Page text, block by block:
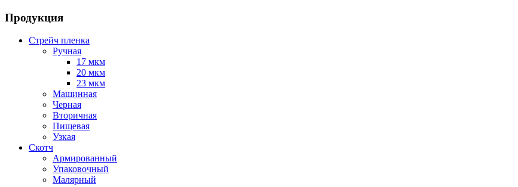
Продукция
Стрейч пленка
Ручная
17 мкм
20 мкм
23 мкм
Машинная
Черная
Вторичная
Пищевая
Узкая
Скотч
Армированный
Упаковочный
Малярный